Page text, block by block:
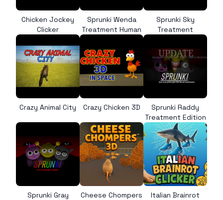
Chicken Jockey
Clicker
Sprunki Wenda
Treatment Human
Sprunki Sky
Treatment
Crazy Animal City Crazy Chicken 3D
Sprunki Raddy
Treatment Edition
Sprunki Gray
Cheese Chompers
Italian Brainrot